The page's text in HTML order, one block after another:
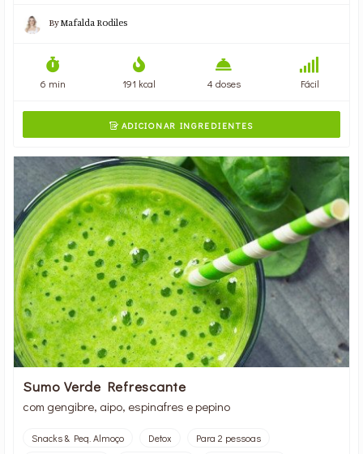
ByMafalda Rodiles
6 min 191 kcal 4 doses Fácil
ADICIONAR INGREDIENTES
Sumo Verde Refrescante
com gengibre, aipo, espinafres e pepino
Snacks & Peq. Almoço Detox
Para 2 pessoas